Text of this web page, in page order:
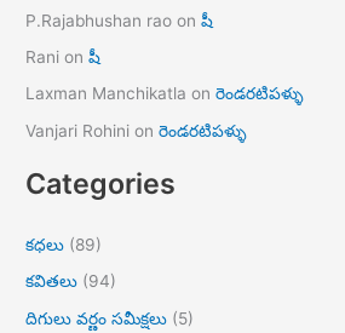
P.Rajabhushan rao onషీ
Rani onషీ
Laxman Manchikatla onరెండరటిపళ్ళు
Vanjari Rohini onరెండరటిపళ్ళు
Categories
కధలు (89)
కవితలు (94)
దిగులు వర్ణం సమీక్షలు (5)